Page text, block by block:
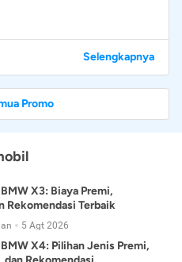
Selengkapnya
Promo
X3: Biaya Premi,
Rekomendasi Terbaik
5 Agt 2026
X4: Pilihan Jenis Premi,